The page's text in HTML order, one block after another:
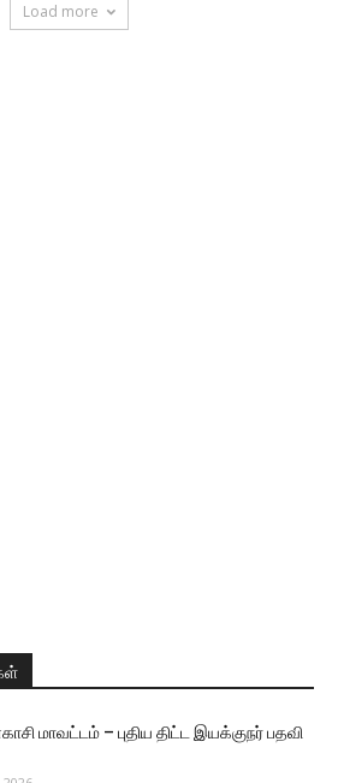
Load more
மாவட்டம் – புதிய திட்ட இயக்குநர் பதவி